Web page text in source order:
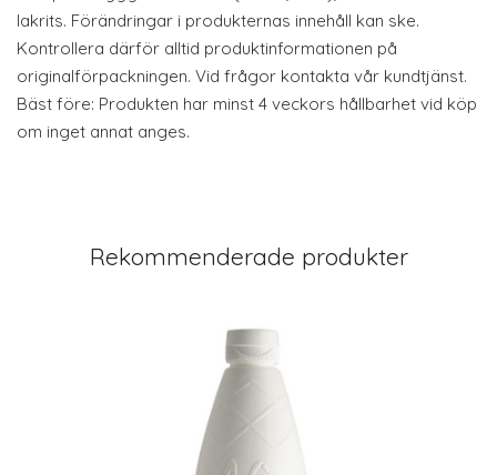
lakrits. Förändringar i produkternas innehåll kan ske.
Kontrollera därför alltid produktinformationen på
originalförpackningen. Vid frågor kontakta vår kundtjänst.
Bäst före: Produkten har minst 4 veckors hållbarhet vid köp
om inget annat anges.
Rekommenderade produkter